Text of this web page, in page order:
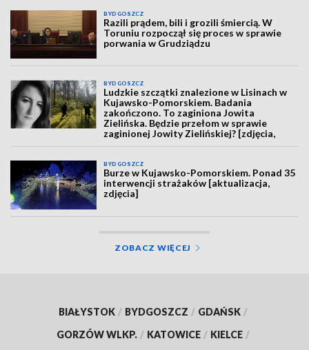
BYDGOSZCZ
Razili prądem, bili i grozili śmiercią. W
Toruniu rozpoczął się proces w sprawie
porwania w Grudziądzu
BYDGOSZCZ
Ludzkie szczątki znalezione w Lisinach w
Kujawsko-Pomorskiem. Badania
zakończono. To zaginiona Jowita
Zielińska. Będzie przełom w sprawie
zaginionej Jowity Zielińskiej? [zdjęcia,
wideo, aktualizacja]
BYDGOSZCZ
Burze w Kujawsko-Pomorskiem. Ponad 35
interwencji strażaków [aktualizacja,
zdjęcia]
ZOBACZ WIĘCEJ
BIAŁYSTOK / BYDGOSZCZ / GDAŃSK /
GORZÓW WLKP. / KATOWICE / KIELCE /